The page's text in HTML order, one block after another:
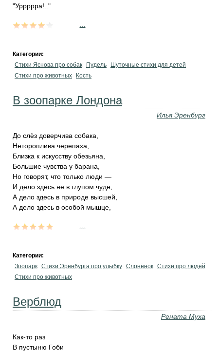
"Уррррра!.."
Категории:
Стихи Яснова про собак
Пудель
Шуточные стихи для детей
Стихи про животных
Кость
В зоопарке Лондона
Илья Эренбург
До слёз доверчива собака,
Нетороплива черепаха,
Близка к искусству обезьяна,
Большие чувства у барана,
Но говорят, что только люди —
И дело здесь не в глупом чуде,
А дело здесь в природе высшей,
А дело здесь в особой мышце,
Категории:
Зоопарк Стихи Эренбурга про улыбку Слонёнок Стихи про людей
Стихи про животных
Верблюд
Рената Муха
Как-то раз
В пустыню Гоби